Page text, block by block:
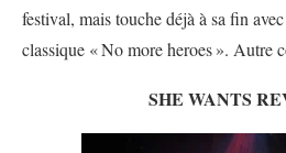
festival, mais touche déjà à sa fin
classique «No more heroes». Autre
SHE WANTS